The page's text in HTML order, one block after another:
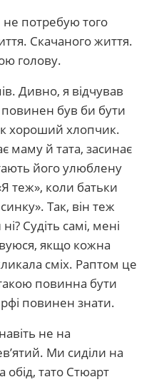
не потребую того
Скачаного життя.
голову.
Дивно, я відчував
повинен був би бути
хороший хлопчик.
маму й тата, засинає
його улюблену
теж», коли батьки
Так, він теж
Судіть самі, мені
якщо кожна
сміх. Раптом це
повинна бути
повинен знати.
не на
Ми сиділи на
обід, тато Стюарт